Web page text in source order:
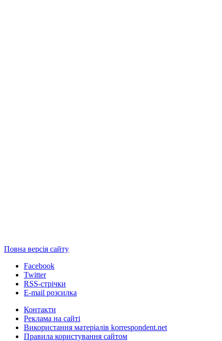
Повна версія сайту
Facebook
Twitter
RSS-стрічки
E-mail розсилка
Контакти
Реклама на сайті
Використання матеріалів korrespondent.net
Правила користування сайтом